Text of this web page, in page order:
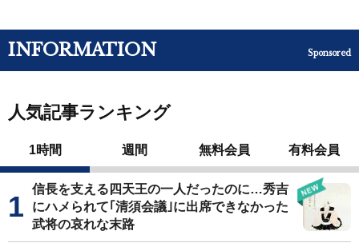
INFORMATION Sponsored
人気記事ランキング
1時間 週間 無料会員 有料会員
信長を支える四天王の一人だったのに…秀吉
にハメられて｢清須会議｣に出席できなかった
武将の哀れな末路